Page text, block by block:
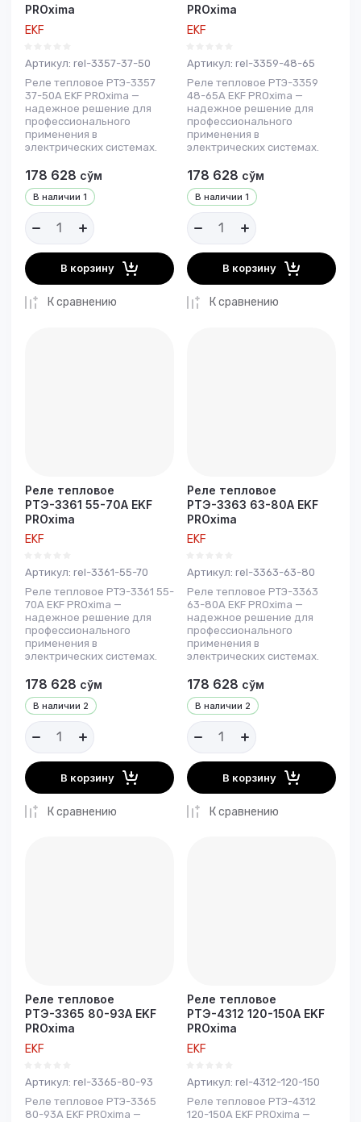
PROxima
EKF
Артикул: rel-3357-37-50
Реле тепловое РТЭ-3357
37-50А EKF PROxima —
надежное решение для
профессионального
применения в
электрических системах.
В наличии 1
178 628 сўм
В корзину
К сравнению
PROxima
EKF
Артикул: rel-3359-48-65
Реле тепловое РТЭ-3359
48-65А EKF PROxima —
надежное решение для
профессионального
применения в
электрических системах.
В наличии 1
178 628 сўм
В корзину
К сравнению
Реле тепловое
РТЭ-3361 55-70А EKF
PROxima
EKF
Артикул: rel-3361-55-70
Реле тепловое РТЭ-3361 55-
70А EKF PROxima —
надежное решение для
профессионального
применения в
электрических системах.
В наличии 2
178 628 сўм
В корзину
К сравнению
Реле тепловое
РТЭ-3363 63-80А EKF
PROxima
EKF
Артикул: rel-3363-63-80
Реле тепловое РТЭ-3363
63-80А EKF PROxima —
надежное решение для
профессионального
применения в
электрических системах.
В наличии 2
178 628 сўм
В корзину
К сравнению
Реле тепловое
РТЭ-3365 80-93А EKF
PROxima
EKF
Артикул: rel-3365-80-93
Реле тепловое РТЭ-3365
80-93А EKF PROxima —
Реле тепловое
РТЭ-4312 120-150А EKF
PROxima
EKF
Артикул: rel-4312-120-150
Реле тепловое РТЭ-4312
120-150А EKF PROxima —